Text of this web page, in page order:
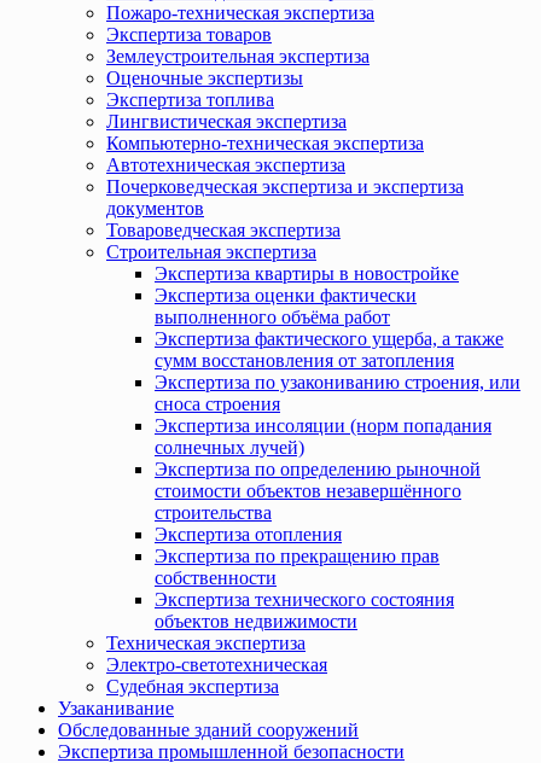
Пожаро-техническая экспертиза
Экспертиза товаров
Землеустроительная экспертиза
Оценочные экспертизы
Экспертиза топлива
Лингвистическая экспертиза
Компьютерно-техническая экспертиза
Автотехническая экспертиза
Почерковедческая экспертиза и экспертиза
документов
Товароведческая экспертиза
Строительная экспертиза
Экспертиза квартиры в новостройке
Экспертиза оценки фактически
выполненного объёма работ
Экспертиза фактического ущерба, а также
сумм восстановления от затопления
Экспертиза по узакониванию строения, или
сноса строения
Экспертиза инсоляции (норм попадания
солнечных лучей)
Экспертиза по определению рыночной
стоимости объектов незавершённого
строительства
Экспертиза отопления
Экспертиза по прекращению прав
собственности
Экспертиза технического состояния
объектов недвижимости
Техническая экспертиза
Электро-светотехническая
Судебная экспертиза
Узаканивание
Обследованные зданий сооружений
Экспертиза промышленной безопасности